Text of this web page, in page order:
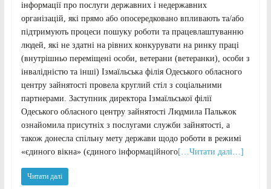
інформації про послуги державних і недержавних
організацій, які прямо або опосередковано впливають та/або
підтримують процеси пошуку роботи та працевлаштуванню
людей, які не здатні на рівних конкурувати на ринку праці
(внутрішньо переміщені особи, ветерани (ветеранки), особи з
інвалідністю та інші) Ізмаїльська філія Одеського обласного
центру зайнятості провела круглий стіл з соціальними
партнерами. Заступник директора Ізмаїльської філії
Одеського обласного центру зайнятості Людмила Пальжок
ознайомила присутніх з послугами служби зайнятості, а
також донесла спільну мету держави щодо роботи в режимі
«єдиного вікна» (єдиного інформаційного[…Читати далі…]
Читати далі